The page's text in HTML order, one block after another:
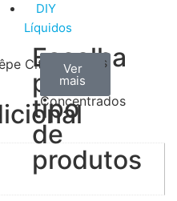
DIY
Líquidos
Escolha
por
tipo
de
produtos
Aromas
Concentrados
Ver
todos
Bases
Ver
mais
Accesorios
Ver
mais
Citron 50ML